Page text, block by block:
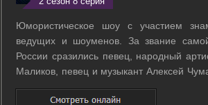
Юмористическое шоу с участием
ведущих и шоуменов. За звание
России сразились певец, народный
Маликов, певец и музыкант Алексей
Александр Ревва, телеведущая Лера
народный артист РФ Филипп